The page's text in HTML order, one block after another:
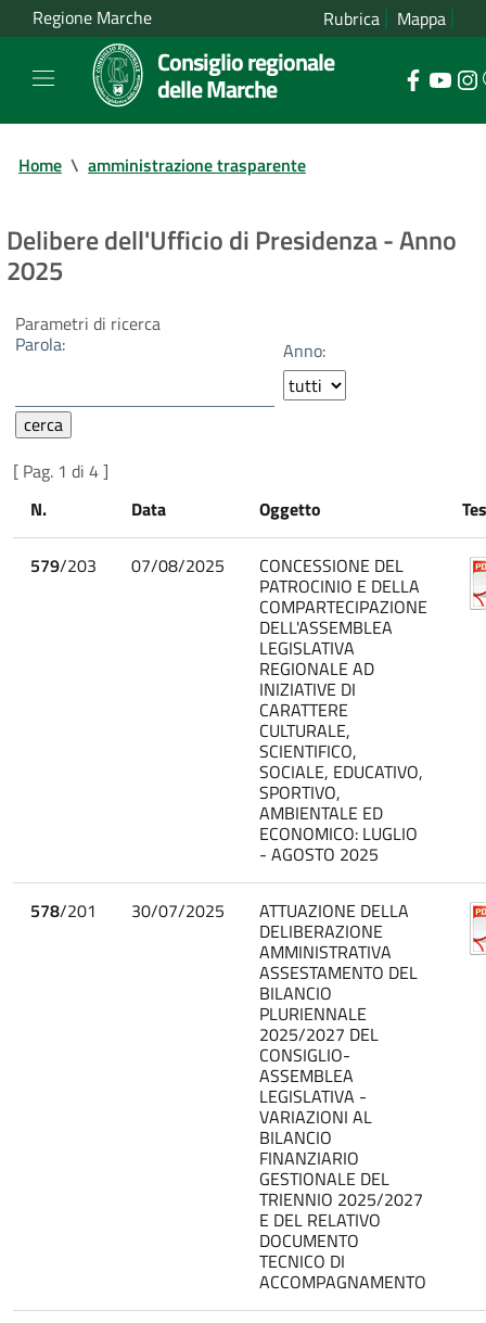
Regione Marche Rubrica Mappa
Consiglio regionale
delle Marche
Home \ amministrazione trasparente
Delibere dell'Ufficio di Presidenza - Anno
2025
Parametri di ricerca
Parola: Anno:
[ Pag. 1 di 4 ]
N.
Data Oggetto
579/203 07/08/2025 CONCESSIONE DEL
PATROCINIO E DELLA
COMPARTECIPAZIONE
DELL'ASSEMBLEA
LEGISLATIVA
REGIONALE AD
INIZIATIVE DI
CARATTERE
CULTURALE,
SCIENTIFICO,
SOCIALE, EDUCATIVO,
SPORTIVO,
AMBIENTALE ED
ECONOMICO: LUGLIO
- AGOSTO 2025
578/201 30/07/2025 ATTUAZIONE DELLA
DELIBERAZIONE
AMMINISTRATIVA
ASSESTAMENTO DEL
BILANCIO
PLURIENNALE
2025/2027 DEL
CONSIGLIO-
ASSEMBLEA
LEGISLATIVA -
VARIAZIONI AL
BILANCIO
FINANZIARIO
GESTIONALE DEL
TRIENNIO 2025/2027
E DEL RELATIVO
DOCUMENTO
TECNICO DI
ACCOMPAGNAMENTO